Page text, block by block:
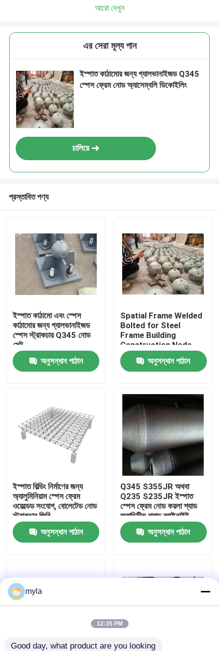
বাড়ি
আমাদের সম্পর্কে
মান নিয়ন্ত্রণ
যোগাযোগ করুন
মামলা
স্পেস ফ্রেম ট্রাস
আরো দেখুন
এর সেরা মূল্য পান
ইস্পাত কাঠামোর জন্য গ্যালভানাইজড Q345
স্পেস ফ্রেম নোড অ্যাসেম্বলি ডিকোইলিং
চালিয়ে
প্রস্তাবিত পণ্য
ইস্পাত কাঠামো এবং স্পেস
কাঠামোর জন্য গ্যালভানাইজড
স্পেস স্ট্রাকচার Q345 নোড
সেট
অনুসন্ধান পাঠান
Spatial Frame Welded
Bolted for Steel
Frame Building
Construction Node
Structure GB ISO
অনুসন্ধান পাঠান
ইস্পাত বিল্ডিং নির্মাণের জন্য
অ্যালুমিনিয়াম স্পেস ফ্রেম
ওয়েল্ডেড সংযোগ, বোলেটেড নোড
স্ট্রাকচার জিবি
অনুসন্ধান পাঠান
Q345 S355JR অথবা
Q235 S235JR ইস্পাত
স্পেস ফ্রেম নোড কয়লা শ্যাড
অ্যাডিটিভ শ্যাড ব্রাইনাইট
শ্যাডের জন্য
অনুসন্ধান পাঠান
myla
12:35 PM
Good day, what product are you looking